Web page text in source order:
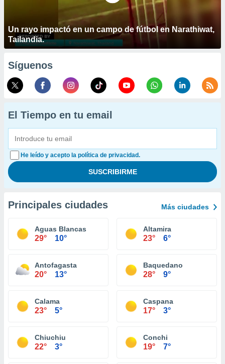
Un rayo impactó en un campo de fútbol en Narathiwat,
Tailandia.
Síguenos
El Tiempo en tu email
He leído y acepto la política de privacidad.
Principales ciudades Más ciudades
Aguas Blancas
29° 10°
Altamira
23° 6°
Antofagasta
20° 13°
Baquedano
28° 9°
Calama
23° 5°
Caspana
17° 3°
Chiuchiu
22° 3°
Conchi
19° 7°